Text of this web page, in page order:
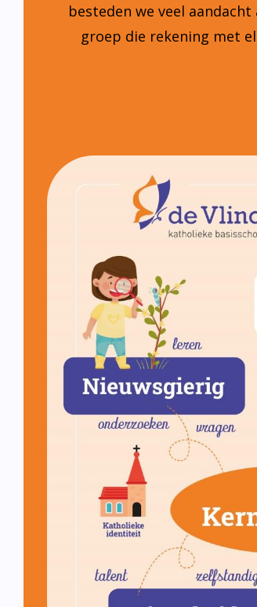
besteden we veel
groep die rekening met